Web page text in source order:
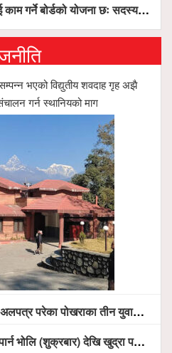
पोखरेल, चलिय पोखरालाई थप प्रभावकारी बनाउन होटल संघको माग
भएको विद्युतीय शवदाह गृह अझै
गर्न स्थानियको माग
युवाको सशस्त्र प्रहरी सहितको टोलीको साहसिक उद्धार
खुद्रा पसलबाटै बिक्रि वितरण हुने, स्टोर नगर्न आग्रह